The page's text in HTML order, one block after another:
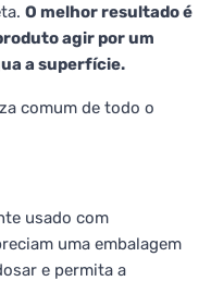
O melhor resultado é
agir por um
a superfície.
comum de todo o
usado com
uma embalagem
e permita a